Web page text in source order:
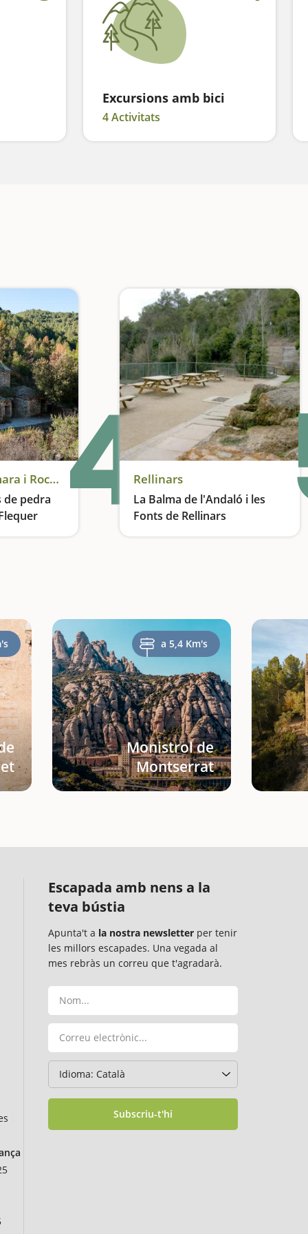
Excursions amb bici
4 Activitats
El Pont de Vilomara i Rocafort
de pedra
Coneixerem com es feia vi a les vinyes més allunyades dels pobles4Rellinars
La Balma de l'Andaló i les
Fonts de Rellinars
Excursió amb coves, una riera i amb vistes a Montserrat
a 5,4 Km's
Monistrol de
Montserrat
Escapada amb nens a la
teva bústia
Apunta't a la nostra newsletter per tenir
les millors escapades. Una vegada al
mes rebràs un correu que t'agradarà.
Subscriu-t'hi